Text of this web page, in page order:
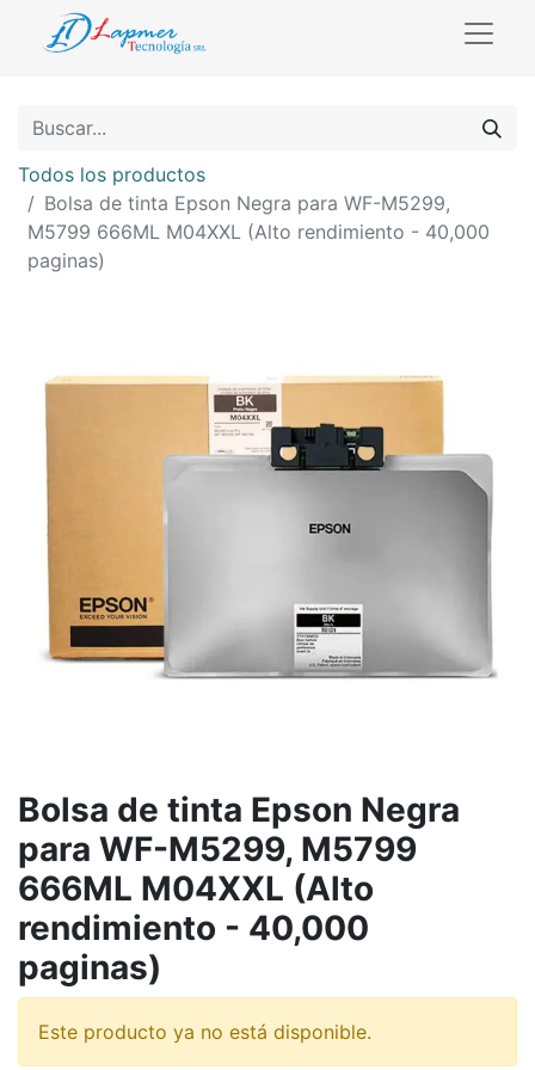
Todos los productos
Bolsa de tinta Epson Negra para WF-M5299,
M5799 666ML M04XXL (Alto rendimiento - 40,000
paginas)
Bolsa de tinta Epson Negra
para WF-M5299, M5799
666ML M04XXL (Alto
rendimiento - 40,000
paginas)
Este producto ya no está disponible.